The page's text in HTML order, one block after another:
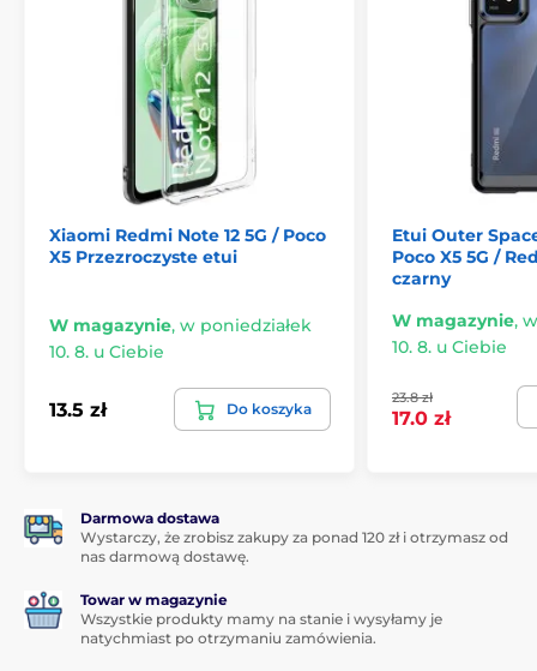
Xiaomi Redmi Note 12 5G / Poco
X5 Przezroczyste etui
W magazynie, w poniedziałek
10. 8. u Ciebie
13.5 zł Do koszyka
Etui Outer
Poco X5 5G /
czarny
W magazynie,
10. 8. u Ciebie
23.8 zł
17.0 zł
Darmowa dostawa
Wystarczy, że zrobisz zakupy za ponad 120 zł i otrzymasz od
nas darmową dostawę.
Towar w magazynie
Wszystkie produkty mamy na stanie i wysyłamy je
natychmiast po otrzymaniu zamówienia.